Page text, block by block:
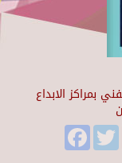
بمراكز الابداع